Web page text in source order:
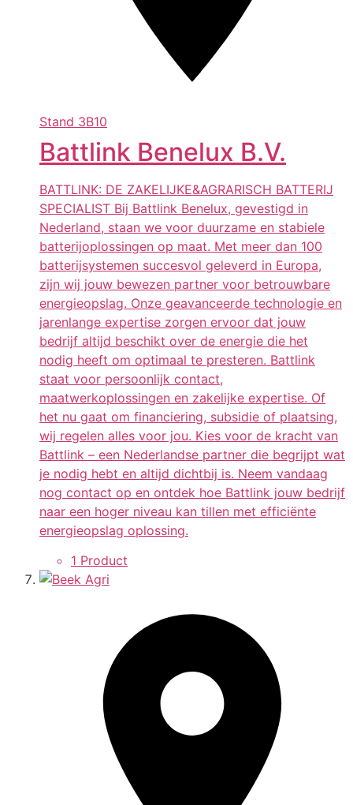
Stand 3B10
Battlink Benelux B.V.
BATTLINK: DE ZAKELIJKE&AGRARISCH BATTERIJ
SPECIALIST Bij Battlink Benelux, gevestigd in
Nederland, staan we voor duurzame en stabiele
batterijoplossingen op maat. Met meer dan 100
batterijsystemen succesvol geleverd in Europa,
zijn wij jouw bewezen partner voor betrouwbare
energieopslag. Onze geavanceerde technologie en
jarenlange expertise zorgen ervoor dat jouw
bedrijf altijd beschikt over de energie die het
nodig heeft om optimaal te presteren. Battlink
staat voor persoonlijk contact,
maatwerkoplossingen en zakelijke expertise. Of
het nu gaat om financiering, subsidie of plaatsing,
wij regelen alles voor jou. Kies voor de kracht van
Battlink – een Nederlandse partner die begrijpt wat
je nodig hebt en altijd dichtbij is. Neem vandaag
nog contact op en ontdek hoe Battlink jouw bedrijf
naar een hoger niveau kan tillen met efficiënte
energieopslag oplossing.
1 Product